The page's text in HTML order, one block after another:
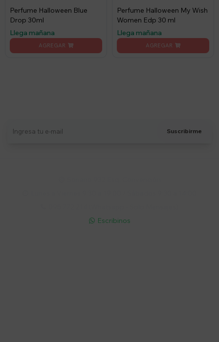
Perfume Halloween Blue
Drop 30ml
Llega mañana
Perfume Halloween My Wish
Women Edp 30 ml
Llega mañana
Suscribirme
 Escribinos